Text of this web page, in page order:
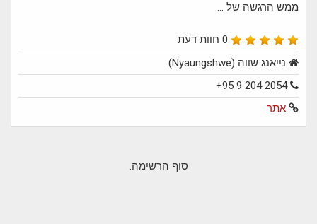
ממש הרגשה של ...
נייאנג שווה (Nyaungshwe)
+95 9 204 2054
אתר
סוף הרשימה.